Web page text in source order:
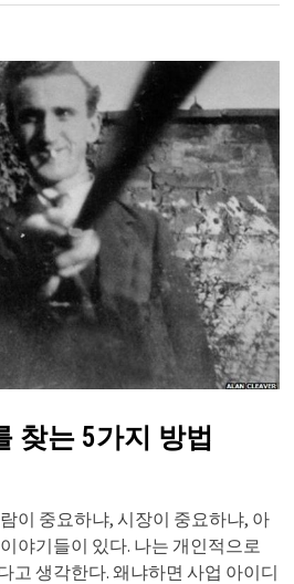
찾는 5가지 방법
이 중요하냐, 시장이 중요하냐, 아
야기들이 있다. 나는 개인적으로
고 생각한다. 왜냐하면 사업 아이디